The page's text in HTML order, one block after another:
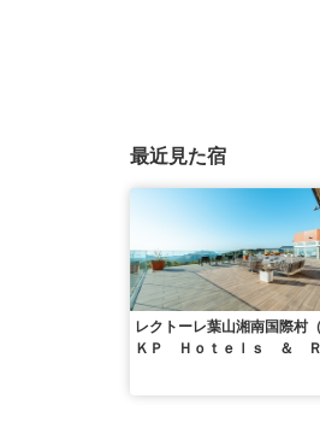
最近見た宿
レクトーレ葉山湘南国際村
ＫＰ Ｈｏｔｅｌｓ ＆